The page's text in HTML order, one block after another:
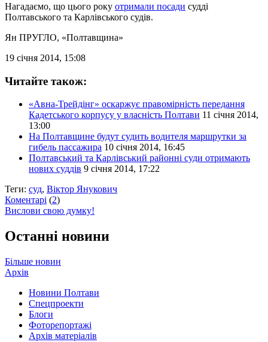
Нагадаємо, що цього року отримали посади судді
Полтавського та Карлівського судів.
Ян ПРУГЛО, «Полтавщина»
19 січня 2014, 15:08
Читайте також:
«Авна-Трейдінг» оскаржує правомірність передання
Кадетського корпусу у власність Полтави 11 січня 2014,
13:00
На Полтавщине будут судить водителя маршрутки за
гибель пассажира 10 січня 2014, 16:45
Полтавський та Карлівський районні суди отримають
нових суддів 9 січня 2014, 17:22
Теги: суд, Віктор Янукович
Коментарі (2)
Вислови свою думку!
Останні новини
Більше новин
Архів
Новини Полтави
Спецпроекти
Блоги
Фоторепортажі
Архів матеріалів